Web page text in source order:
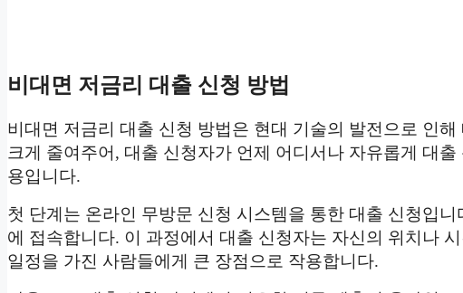
비대면 저금리 대출 신청 방법
비대면 저금리 대출 신청 방법은 현대 기술의 발전으로 인
크게 줄여주어, 대출 신청자가 언제 어디서나 자유롭게 대
용입니다.
첫 단계는 온라인 무방문 신청 시스템을 통한 대출 신청입
에 접속합니다. 이 과정에서 대출 신청자는 자신의 위치나
일정을 가진 사람들에게 큰 장점으로 작용합니다.